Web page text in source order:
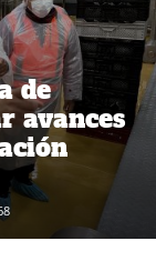
de
avances